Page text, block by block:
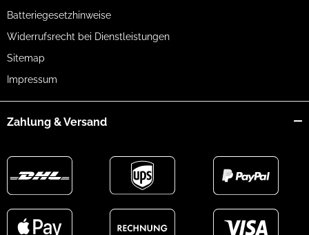
Batteriegesetzhinweise
Widerrufsrecht bei Dienstleistungen
Sitemap
Impressum
Zahlung & Versand